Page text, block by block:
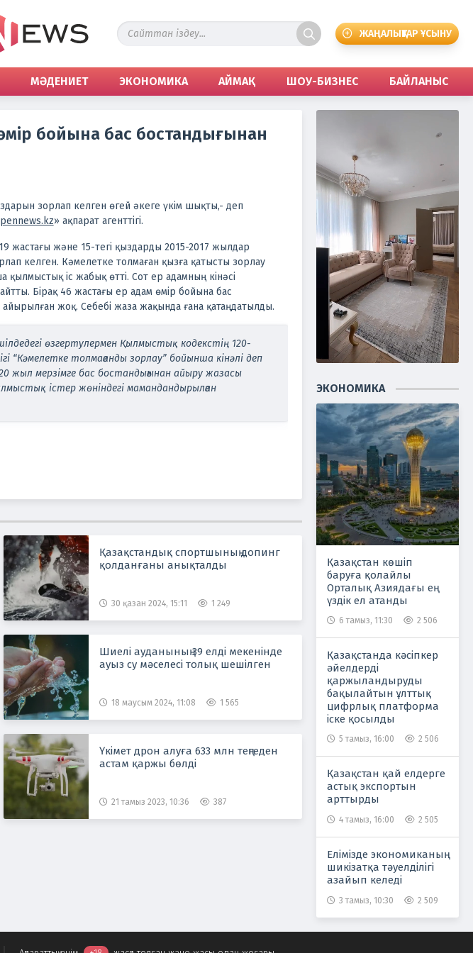
ЖАҢАЛЫҚТАР ҰСЫНУ
МӘДЕНИЕТ ЭКОНОМИКА АЙМАҚ ШОУ-БИЗНЕС БАЙЛАНЫС
бойына бас бостандығынан
зорлап келген өгей әкеге үкім шықты,- деп
» ақпарат агенттігі.
жастағы және 15-тегі қыздарды 2015-2017 жылдар
келген. Кәмелетке толмаған қызға қатысты зорлау
қылмыстық іс жабық өтті. Сот ер адамның кінәсі
Бірақ 46 жастағы ер адам өмір бойына бас
жоқ. Себебі жаза жақында ғана қатаңдатылды.
өзгертулермен Қылмыстық кодекстің 120-
“Кәмелетке толмағанды зорлау” бойынша кінәлі деп
жыл мерзімге бас бостандығынан айыру жазасы
істер жөніндегі мамандандырылған
Қазақстандық спортшының допинг
қолданғаны анықталды
30 қазан 2024, 15:11 1 249
Шиелі ауданының 39 елді мекенінде
ауыз су мәселесі толық шешілген
18 маусым 2024, 11:08 1 565
Үкімет дрон алуға 633 млн теңгеден
астам қаржы бөлді
21 тамыз 2023, 10:36 387
ЭКОНОМИКА
Қазақстан көшіп
баруға қолайлы
Орталық Азиядағы ең
үздік ел атанды
6 тамыз, 11:30 2 506
Қазақстанда кәсіпкер
әйелдерді
қаржыландыруды
бақылайтын ұлттық
цифрлық платформа
іске қосылды
5 тамыз, 16:00 2 506
Қазақстан қай елдерге
астық экспортын
арттырды
4 тамыз, 16:00 2 505
Елімізде экономиканың
шикізатқа тәуелділігі
азайып келеді
3 тамыз, 10:30 2 509